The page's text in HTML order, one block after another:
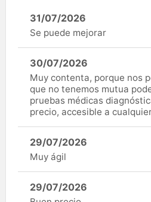
31/07/2026
Se puede mejorar
30/07/2026
Muy contenta, porque nos
que no tenemos mutua
pruebas médicas
precio, accesible a
29/07/2026
Muy ágil
29/07/2026